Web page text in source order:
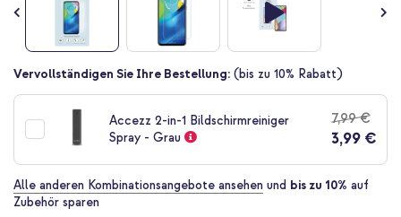
Zum
Bildgalerie
springen
Vervollständigen Sie Ihre Bestellung: (bis zu 10% Rabatt)
Accezz 2-in-1 Bildschirmreiniger
Spray - Grau
7,99 €
3,99 €
Alle anderen Kombinationsangebote ansehen und bis zu 10% auf
Zubehör sparen